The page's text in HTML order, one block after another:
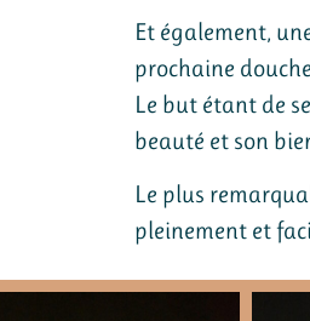
Et également,
prochaine
Le but étant de
beauté et son
Le plus
pleinement et